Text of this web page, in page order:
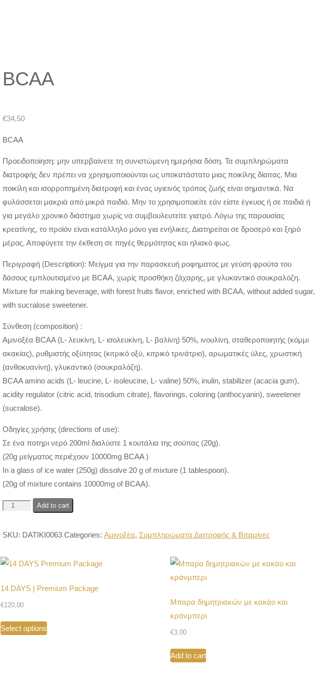
BCAA
€34,50
BCAA
Προειδοποίηση: μην υπερβαίνετε τη συνιστώμενη ημερήσια δόση. Τα συμπληρώματα
διατροφής δεν πρέπει να χρησιμοποιούνται ως υποκατάστατο μιας ποικίλης δίαιτας. Μια
ποικίλη και ισορροπημένη διατροφή και ένας υγιεινός τρόπος ζωής είναι σημαντικά. Να
φυλάσσεται μακριά από μικρά παιδιά. Μην το χρησιμοποιείτε εάν είστε έγκυος ή σε παιδιά ή
για μεγάλο χρονικό διάστημα χωρίς να συμβουλευτείτε γιατρό. Λόγω της παρουσίας
κρεατίνης, το προϊόν είναι κατάλληλο μόνο για ενήλικες. Διατηρείται σε δροσερό και ξηρό
μέρος. Αποφύγετε την έκθεση σε πηγές θερμότητας και ηλιακό φως.
Περιγραφή (Description): Μείγμα για την παρασκευή ροφηματος με γεύση φρούτα του
δάσους εμπλουτισμένο με BCAA, χωρίς προσθήκη ζάχαρης, με γλυκαντικό σουκραλόζη.
Mixture for making beverage, with forest fruits flavor, enriched with BCAA, without added sugar,
with sucralose sweetener.
Σύνθεση (composition) :
Αμινοξέα BCAA (L- λευκίνη, L- ισολευκίνη, L- βαλίνη) 50%, ινουλίνη, σταθεροποιητής (κόμμι
ακακίας), ρυθμιστής οξύτητας (κιτρικό οξύ, κιτρικό τρινάτριο), αρωματικές ύλες, χρωστική
(ανθοκυανίνη), γλυκαντικό (σουκραλόζη).
BCAA amino acids (L- leucine, L- isoleucine, L- valine) 50%, inulin, stabilizer (acacia gum),
acidity regulator (citric acid, trisodium citrate), flavorings, coloring (anthocyanin), sweetener
(sucralose).
Oδηγίες χρήσης (directions of use):
Σε ένα ποτηρι νερό 200ml διαλύστε 1 κουτάλια της σούπας (20g).
(20g μείγματος περιέχουν 10000mg BCAA )
In a glass of ice water (250g) dissolve 20 g of mixture (1 tablespoon).
(20g of mixture contains 10000mg of BCAA).
BCAA
Add to cart
SKU: DATIKI0063 Categories: Αμινοξέα, Συμπληρώματα Διατροφής & Βιταμίνες
14 DAYS | Premium Package
€120,00
Select options
This
product
Μπαρα δημητριακών με κακάο και
κράνμπερι
€3,00
Add to cart